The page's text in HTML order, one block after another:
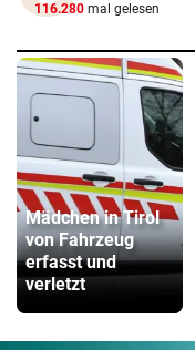
116.280 mal gelesen
Mädchen in Tirol
von Fahrzeug
erfasst und
verletzt